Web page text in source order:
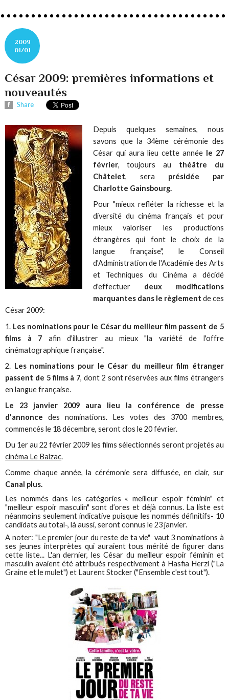
2009
01/01
César 2009: premières informations et
nouveautés
Share
Depuis quelques semaines, nous
savons que la 34ème cérémonie des
César qui aura lieu cette année le 27
février, toujours au théâtre du
Châtelet, sera présidée par
Charlotte Gainsbourg.
Pour "mieux refléter la richesse et la
diversité du cinéma français et pour
mieux valoriser les productions
étrangères qui font le choix de la
langue française", le Conseil
d'Administration de l'Académie des Arts
et Techniques du Cinéma a décidé
d'effectuer deux modifications
marquantes dans le règlement de ces
César 2009:
1. Les nominations pour le César du meilleur film passent de 5
films à 7 afin d'illustrer au mieux "la variété de l'offre
cinématographique française".
2. Les nominations pour le César du meilleur film étranger
passent de 5 films à 7, dont 2 sont réservées aux films étrangers
en langue française.
Le 23 janvier 2009 aura lieu la conférence de presse
d'annonce des nominations. Les votes des 3700 membres,
commencés le 18 décembre, seront clos le 20 février.
Du 1er au 22 février 2009 les films sélectionnés seront projetés au
cinéma Le Balzac.
Comme chaque année, la cérémonie sera diffusée, en clair, sur
Canal plus.
Les nommés dans les catégories « meilleur espoir féminin" et
"meilleur espoir masculin" sont d’ores et déjà connus. La liste est
néanmoins seulement indicative puisque les nommés définitifs- 10
candidats au total-, là aussi, seront connus le 23 janvier.
A noter: "Le premier jour du reste de ta vie" vaut 3 nominations à
ses jeunes interprètes qui auraient tous mérité de figurer dans
cette liste... L'an dernier, les César du meilleur espoir féminin et
masculin avaient été attribués respectivement à Hasfia Herzi ("La
Graine et le mulet") et Laurent Stocker ("Ensemble c'est tout").